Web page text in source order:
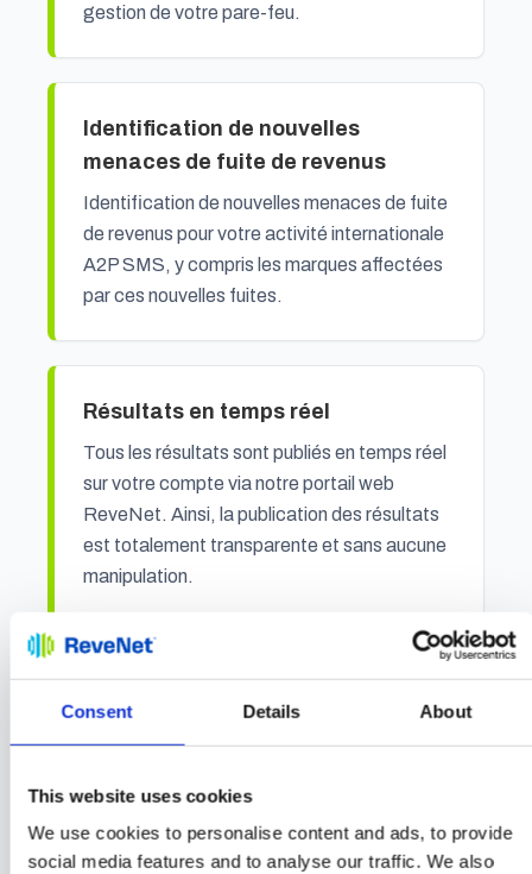
Consent Details About
This website uses cookies
We use cookies to personalise content and ads, to provide
social media features and to analyse our traffic. We also
gestion de votre pare-feu.
Identification de nouvelles
menaces de fuite de revenus
Identification de nouvelles menaces de fuite
de revenus pour votre activité internationale
A2P SMS, y compris les marques affectées
par ces nouvelles fuites.
Résultats en temps réel
Tous les résultats sont publiés en temps réel
sur votre compte via notre portail web
ReveNet. Ainsi, la publication des résultats
est totalement transparente et sans aucune
manipulation.
feu
continue des règles de votre pare-feu
effectuée par vos propres équipes de
gestion de fraude ou par votre partenaire de